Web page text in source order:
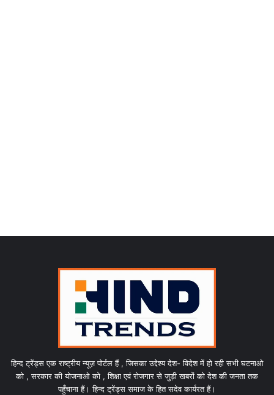
हिन्द ट्रेंड्स एक राष्ट्रीय न्यूज़ पोर्टल हैं , जिसका उद्देश्य देश- विदेश में हो रही सभी घटनाओ
को , सरकार की योजनाओ को , शिक्षा एवं रोजगार से जुड़ी खबरों को देश की जनता तक
पहुँचाना हैं। हिन्द ट्रेंड्स समाज के हित सदेव कार्यरत हैं।